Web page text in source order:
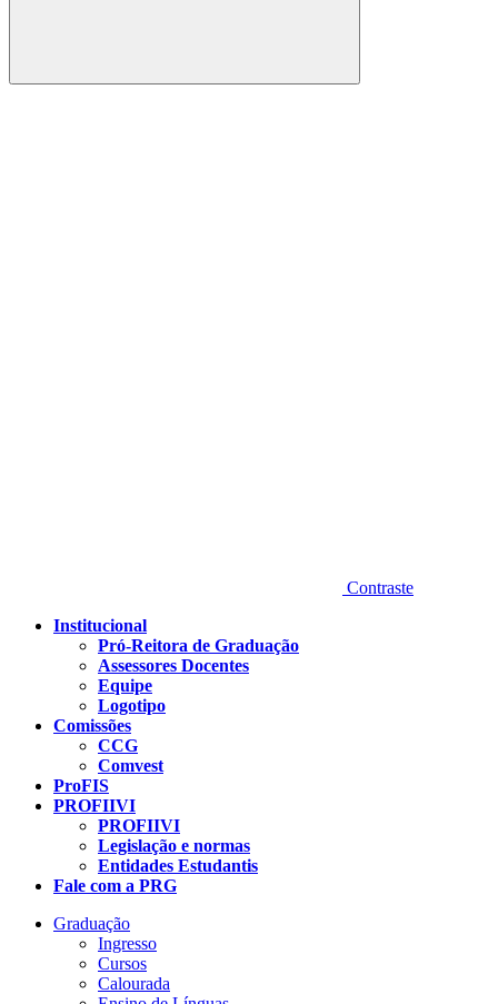
Buscar
Contraste
Institucional
Pró-Reitora de Graduação
Assessores Docentes
Equipe
Logotipo
Comissões
CCG
Comvest
ProFIS
PROFIIVI
PROFIIVI
Legislação e normas
Entidades Estudantis
Fale com a PRG
Graduação
Ingresso
Cursos
Calourada